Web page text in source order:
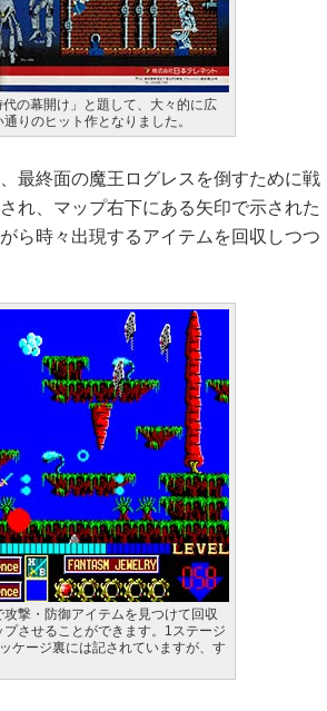
代の幕開け」と題して、大々的に広
りのヒット作となりました。
最終面の魔王ログレスを倒すために戦
れ、マップ右下にある矢印で示された
ら時々出現するアイテムを回収しつつ
撃・防御アイテムを見つけて回収
させることができます。1ステージ
ケージ裏には記されていますが、す